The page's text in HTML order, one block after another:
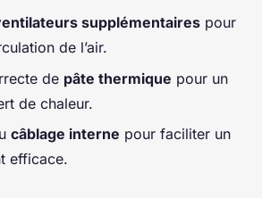
supplémentaires pour
de l’air.
de pâte thermique pour un
de chaleur.
câblage interne pour faciliter un
efficace.